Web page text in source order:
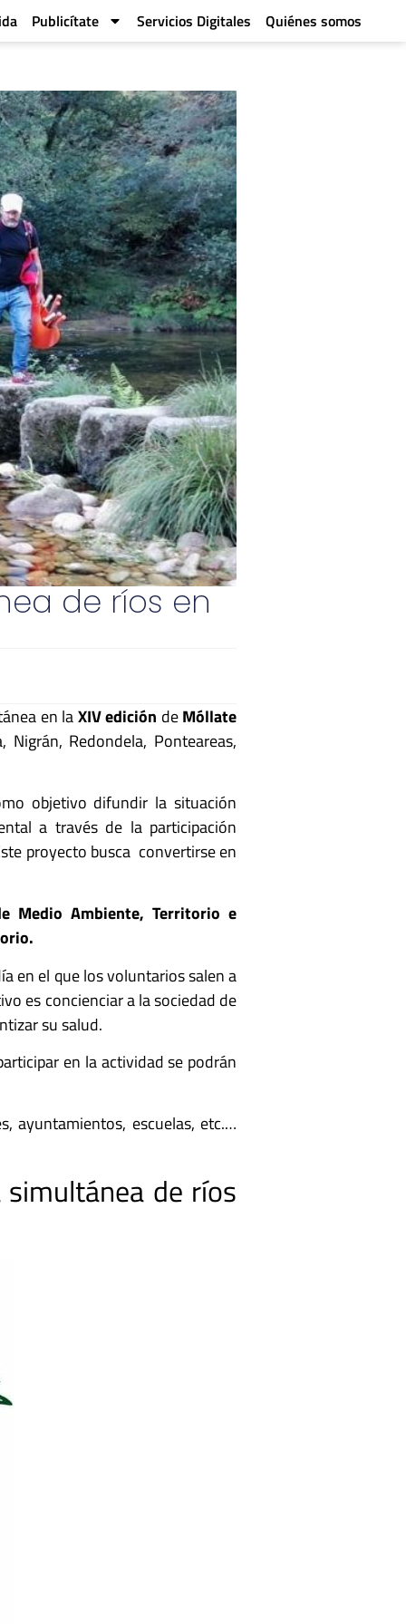
Publicítate Servicios Digitales Quiénes somos
de ríos en
en laXIV edición deMóllate
Redondela, Ponteareas,
objetivo difundir la situación
a través de la participación
proyecto busca convertirse en
Medio Ambiente, Territorio e
en el que los voluntarios salen a
es concienciar a la sociedad de
su salud.
en la actividad se podrán
ayuntamientos, escuelas, etc.…
de ríos